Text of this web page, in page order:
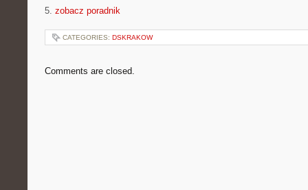
5. zobacz poradnik
CATEGORIES: DSKRAKOW
Comments are closed.